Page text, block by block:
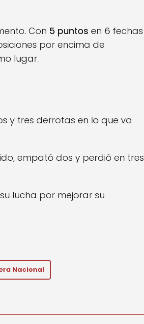
Con 5 puntos en 6 fechas
por encima de
lugar.
y tres derrotas en lo que va
empató dos y perdió en tres
lucha por mejorar su
Nacional